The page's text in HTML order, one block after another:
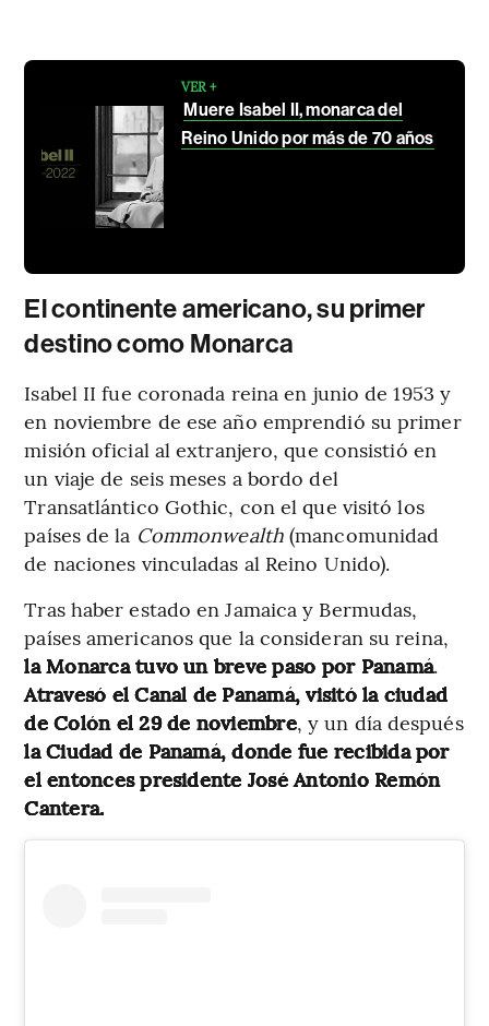
VER +
Muere Isabel II, monarca del
Reino Unido por más de 70 años
El continente americano, su primer
destino como Monarca
Isabel II fue coronada reina en junio de 1953 y
en noviembre de ese año emprendió su primer
misión oficial al extranjero, que consistió en
un viaje de seis meses a bordo del
Transatlántico Gothic, con el que visitó los
países de la Commonwealth(mancomunidad
de naciones vinculadas al Reino Unido).
Tras haber estado en Jamaica y Bermudas,
países americanos que la consideran su reina,
la Monarca tuvo un breve paso por Panamá.
Atravesó el Canal de Panamá, visitó la ciudad
de Colón el 29 de noviembre, y un día después
la Ciudad de Panamá, donde fue recibida por
el entonces presidente José Antonio Remón
Cantera.